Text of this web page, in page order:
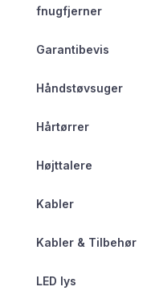
fnugfjerner
Garantibevis
Håndstøvsuger
Hårtørrer
Højttalere
Kabler
Kabler & Tilbehør
LED lys